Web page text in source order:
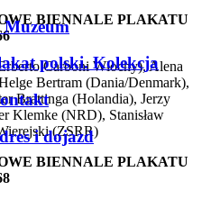
Muzeum
polski. Kolekcja
i dojazd
BIENNALE PLAKATU
Carboni Włochy), Alena
Bertram (Dania/Denmark),
Brattinga (Holandia), Jerzy
Klemke (NRD), Stanisław
(ZSRR)
BIENNALE PLAKATU